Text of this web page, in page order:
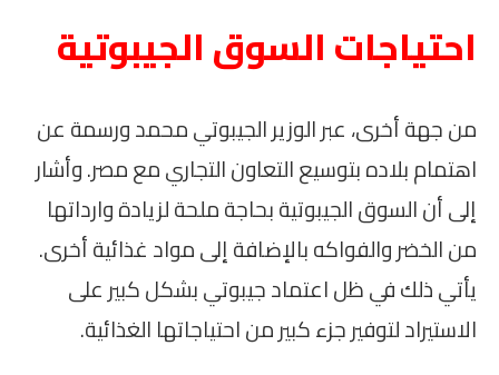
احتياجات السوق الجيبوتية
من جهة أخرى، عبر الوزير الجيبوتي محمد ورسمة عن
اهتمام بلاده بتوسيع التعاون التجاري مع مصر. وأشار
إلى أن السوق الجيبوتية بحاجة ملحة لزيادة وارداتها
من الخضر والفواكه بالإضافة إلى مواد غذائية أخرى.
يأتي ذلك في ظل اعتماد جيبوتي بشكل كبير على
الاستيراد لتوفير جزء كبير من احتياجاتها الغذائية.